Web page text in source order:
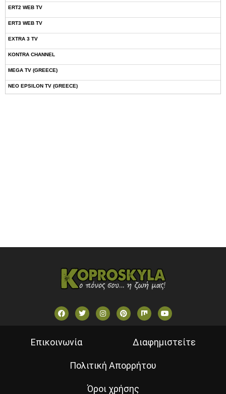
ERT2 WEB TV
ERT3 WEB TV
EXTRA 3 TV
KONTRA CHANNEL
MEGA TV (GREECE)
NEO EPSILON TV (GREECE)
Επικοινωνία Διαφημιστείτε
Πολιτική Απορρήτου
Όροι χρήσης